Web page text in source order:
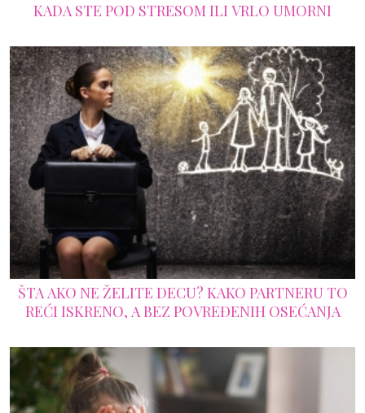
KADA STE POD STRESOM ILI VRLO UMORNI
ŠTA AKO NE ŽELITE DECU? KAKO PARTNERU TO
REĆI ISKRENO, A BEZ POVREĐENIH OSEĆANJA